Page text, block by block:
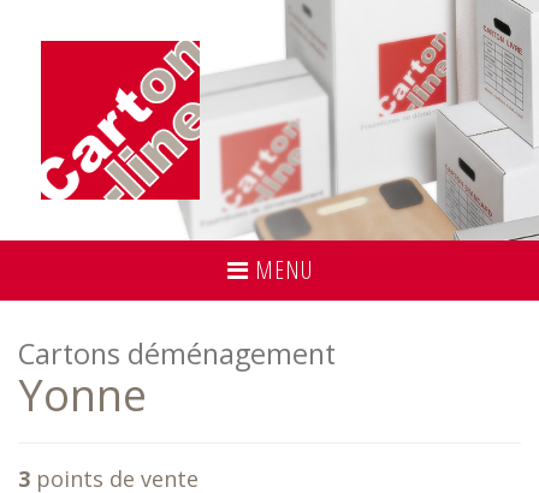
MENU
Cartons déménagement
Yonne
3 points de vente